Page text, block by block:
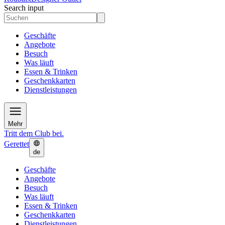
Search input
Geschäfte
Angebote
Besuch
Was läuft
Essen & Trinken
Geschenkkarten
Dienstleistungen
Mehr
Tritt dem Club bei.
Gerettet
de
Geschäfte
Angebote
Besuch
Was läuft
Essen & Trinken
Geschenkkarten